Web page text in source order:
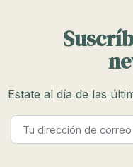
Estate al día de las